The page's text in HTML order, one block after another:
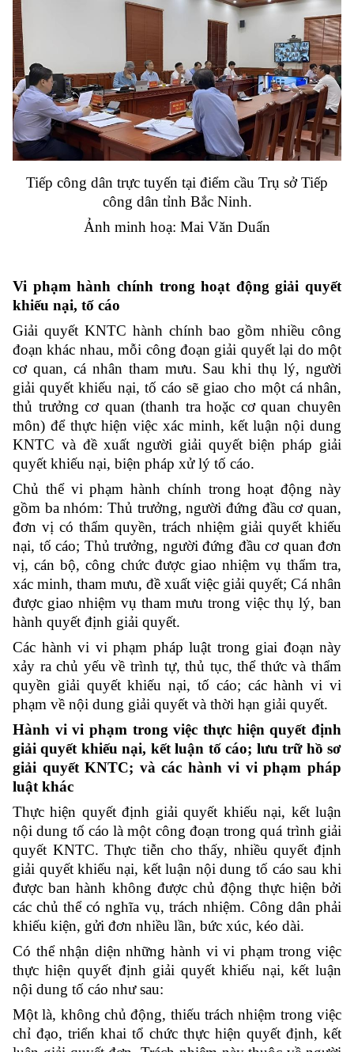
Tiếp công dân trực tuyến tại điểm cầu Trụ sở Tiếp
công dân tỉnh Bắc Ninh.
Ảnh minh hoạ: Mai Văn Duẩn
Vi phạm hành chính trong hoạt động giải quyết
khiếu nại, tố cáo
Giải quyết KNTC hành chính bao gồm nhiều công
đoạn khác nhau, mỗi công đoạn giải quyết lại do một
cơ quan, cá nhân tham mưu. Sau khi thụ lý, người
giải quyết khiếu nại, tố cáo sẽ giao cho một cá nhân,
thủ trưởng cơ quan (thanh tra hoặc cơ quan chuyên
môn) để thực hiện việc xác minh, kết luận nội dung
KNTC và đề xuất người giải quyết biện pháp giải
quyết khiếu nại, biện pháp xử lý tố cáo.
Chủ thể vi phạm hành chính trong hoạt động này
gồm ba nhóm: Thủ trưởng, người đứng đầu cơ quan,
đơn vị có thẩm quyền, trách nhiệm giải quyết khiếu
nại, tố cáo; Thủ trưởng, người đứng đầu cơ quan đơn
vị, cán bộ, công chức được giao nhiệm vụ thẩm tra,
xác minh, tham mưu, đề xuất việc giải quyết; Cá nhân
được giao nhiệm vụ tham mưu trong việc thụ lý, ban
hành quyết định giải quyết.
Các hành vi vi phạm pháp luật trong giai đoạn này
xảy ra chủ yếu về trình tự, thủ tục, thể thức và thẩm
quyền giải quyết khiếu nại, tố cáo; các hành vi vi
phạm về nội dung giải quyết và thời hạn giải quyết.
Hành vi vi phạm trong việc thực hiện quyết định
giải quyết khiếu nại, kết luận tố cáo; lưu trữ hồ sơ
giải quyết KNTC; và các hành vi vi phạm pháp
luật khác
Thực hiện quyết định giải quyết khiếu nại, kết luận
nội dung tố cáo là một công đoạn trong quá trình giải
quyết KNTC. Thực tiễn cho thấy, nhiều quyết định
giải quyết khiếu nại, kết luận nội dung tố cáo sau khi
được ban hành không được chủ động thực hiện bởi
các chủ thể có nghĩa vụ, trách nhiệm. Công dân phải
khiếu kiện, gửi đơn nhiều lần, bức xúc, kéo dài.
Có thể nhận diện những hành vi vi phạm trong việc
thực hiện quyết định giải quyết khiếu nại, kết luận
nội dung tố cáo như sau:
Một là, không chủ động, thiếu trách nhiệm trong việc
chỉ đạo, triển khai tổ chức thực hiện quyết định, kết